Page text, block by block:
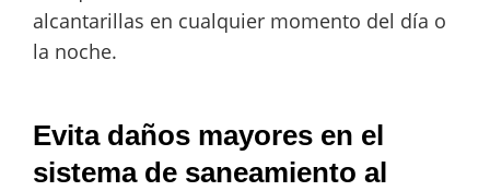
alcantarillas en cualquier momento del día o
la noche.
Evita daños mayores en el
sistema de saneamiento al